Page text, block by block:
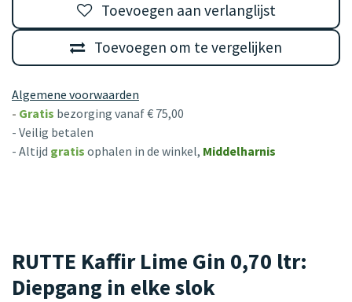
Toevoegen om te vergelijken
Toevoegen aan verlanglijst
Algemene voorwaarden
- Gratis bezorging vanaf € 75,00
- Veilig betalen
- Altijd gratis ophalen in de winkel, Middelharnis
RUTTE Kaffir Lime Gin 0,70 ltr:
Diepgang in elke slok